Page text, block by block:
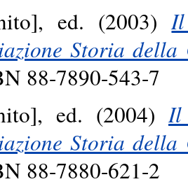
ed. (2003)
Storia
88-7890-543-7
ed. (2004)Il
Storia
88-7880-621-2